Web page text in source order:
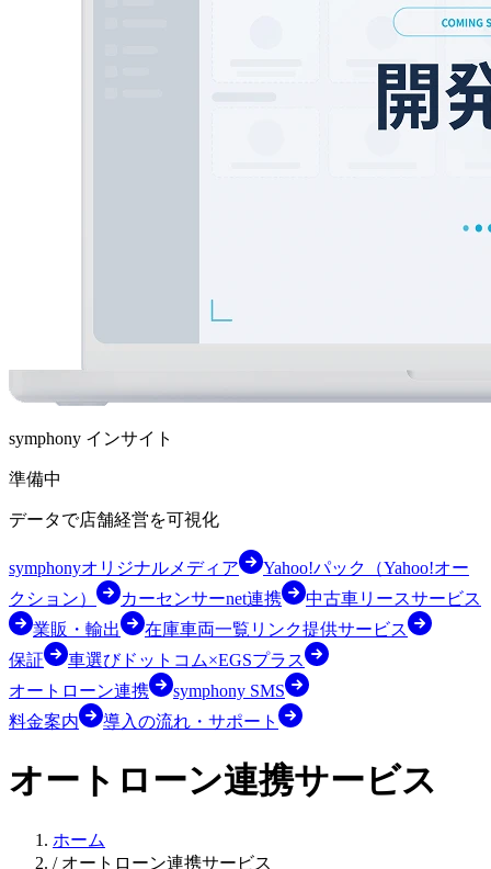
symphony インサイト
準備中
データで店舗経営を可視化
symphonyオリジナルメディア
Yahoo!パック（Yahoo!オー
クション）
カーセンサーnet連携
中古車リースサービス
業販・輸出
在庫車両一覧リンク提供サービス
保証
車選びドットコム×EGSプラス
オートローン連携
symphony SMS
料金案内
導入の流れ・サポート
オートローン連携サービス
ホーム
/ オートローン連携サービス